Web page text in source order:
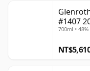
#1407
700ml • 48%